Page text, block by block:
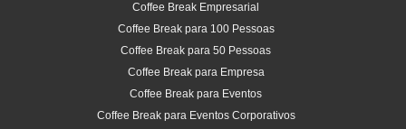
Coffee Break Empresarial
Coffee Break para 100 Pessoas
Coffee Break para 50 Pessoas
Coffee Break para Empresa
Coffee Break para Eventos
Coffee Break para Eventos Corporativos